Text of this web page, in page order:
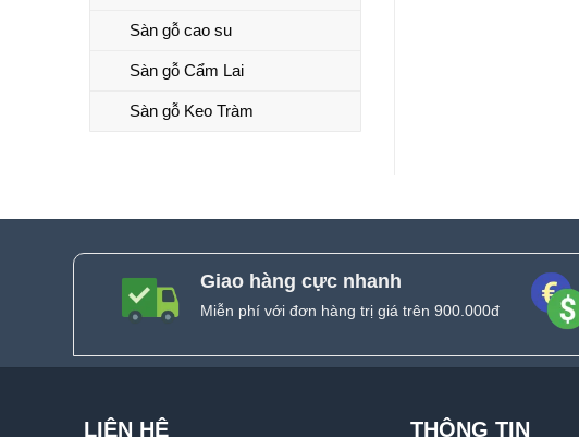
Sàn gỗ cao su
Sàn gỗ Cẩm Lai
Sàn gỗ Keo Tràm
Giao hàng cực nhanh
Miễn phí với đơn hàng trị giá trên 900.000đ
LIÊN HỆ THÔNG TIN